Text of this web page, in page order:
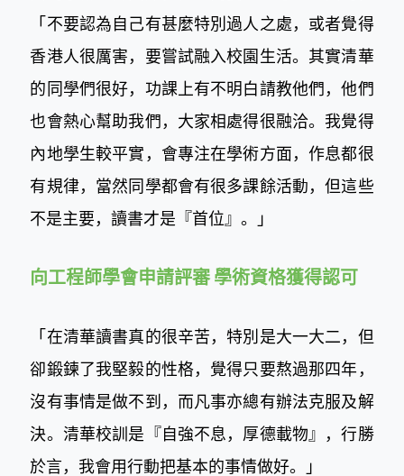
「不要認為自己有甚麼特別過人之處，或者覺得
香港人很厲害，要嘗試融入校園生活。其實清華
的同學們很好，功課上有不明白請教他們，他們
也會熱心幫助我們，大家相處得很融洽。我覺得
內地學生較平實，會專注在學術方面，作息都很
有規律，當然同學都會有很多課餘活動，但這些
不是主要，讀書才是『首位』。」
向工程師學會申請評審 學術資格獲得認可
「在清華讀書真的很辛苦，特別是大一大二，但
卻鍛鍊了我堅毅的性格，覺得只要熬過那四年，
沒有事情是做不到，而凡事亦總有辦法克服及解
決。清華校訓是『自強不息，厚德載物』，行勝
於言，我會用行動把基本的事情做好。」